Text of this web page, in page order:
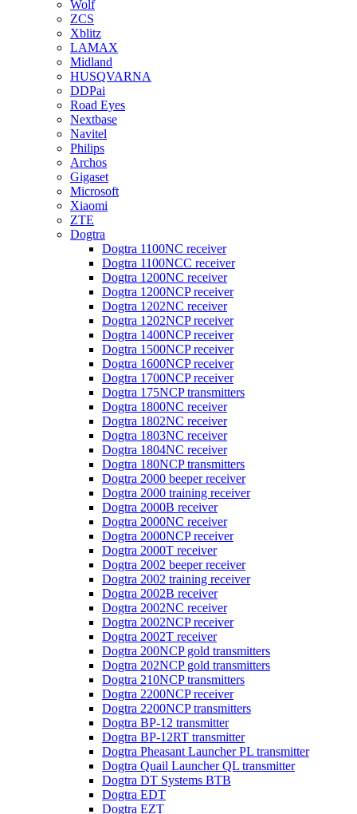
Wolf
ZCS
Xblitz
LAMAX
Midland
HUSQVARNA
DDPai
Road Eyes
Nextbase
Navitel
Philips
Archos
Gigaset
Microsoft
Xiaomi
ZTE
Dogtra
Dogtra 1100NC receiver
Dogtra 1100NCC receiver
Dogtra 1200NC receiver
Dogtra 1200NCP receiver
Dogtra 1202NC receiver
Dogtra 1202NCP receiver
Dogtra 1400NCP receiver
Dogtra 1500NCP receiver
Dogtra 1600NCP receiver
Dogtra 1700NCP receiver
Dogtra 175NCP transmitters
Dogtra 1800NC receiver
Dogtra 1802NC receiver
Dogtra 1803NC receiver
Dogtra 1804NC receiver
Dogtra 180NCP transmitters
Dogtra 2000 beeper receiver
Dogtra 2000 training receiver
Dogtra 2000B receiver
Dogtra 2000NC receiver
Dogtra 2000NCP receiver
Dogtra 2000T receiver
Dogtra 2002 beeper receiver
Dogtra 2002 training receiver
Dogtra 2002B receiver
Dogtra 2002NC receiver
Dogtra 2002NCP receiver
Dogtra 2002T receiver
Dogtra 200NCP gold transmitters
Dogtra 202NCP gold transmitters
Dogtra 210NCP transmitters
Dogtra 2200NCP receiver
Dogtra 2200NCP transmitters
Dogtra BP-12 transmitter
Dogtra BP-12RT transmitter
Dogtra Pheasant Launcher PL transmitter
Dogtra Quail Launcher QL transmitter
Dogtra DT Systems BTB
Dogtra EDT
Dogtra EZT